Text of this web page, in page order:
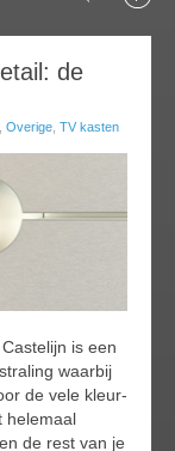
Comments
de
Overige TV kasten
is een
waarbij
de vele kleur-
helemaal
de rest van je